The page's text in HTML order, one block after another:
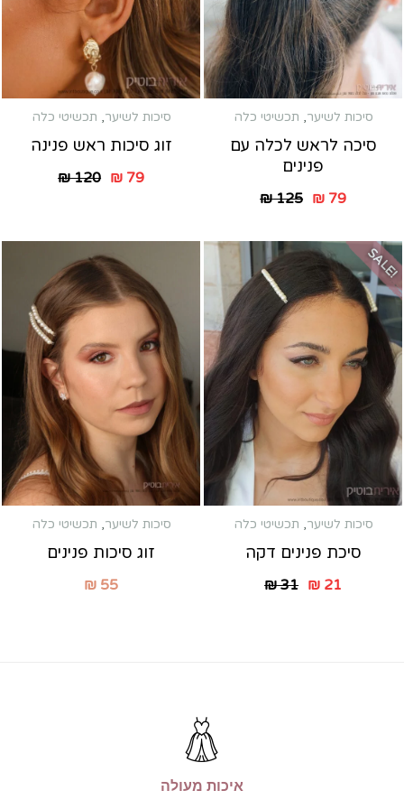
סיכות לשיער, תכשיטי כלה
סיכה לראש לכלה עם
פנינים
₪125 ₪79
סיכות לשיער, תכשיטי כלה
זוג סיכות ראש פנינה
₪120 ₪79
SALE!
סיכות לשיער, תכשיטי כלה
סיכת פנינים דקה
₪31 ₪21
סיכות לשיער, תכשיטי כלה
זוג סיכות פנינים
₪ 55
איכות מעולה